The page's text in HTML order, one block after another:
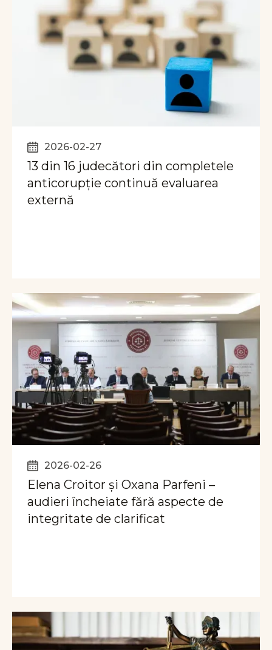
2026-02-27
13 din 16 judecători din completele
anticorupție continuă evaluarea
externă
2026-02-26
Elena Croitor și Oxana Parfeni –
audieri încheiate fără aspecte de
integritate de clarificat